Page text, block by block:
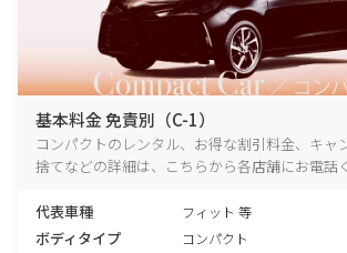
基本料金 免責別（C-1）
コンパクトのレンタル、お得な割引料金、キャ
捨てなどの詳細は、こちらから各店舗にお電話
代表車種 フィット 等
ボディタイプ コンパクト